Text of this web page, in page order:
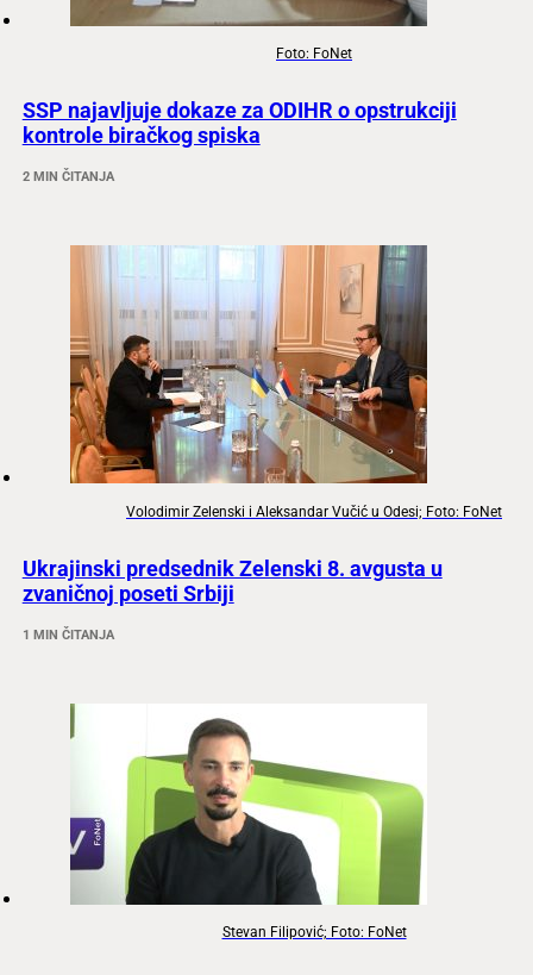
Foto: FoNet
SSP najavljuje dokaze za ODIHR o opstrukciji
kontrole biračkog spiska
2 MIN ČITANJA
Volodimir Zelenski i Aleksandar Vučić u Odesi; Foto: FoNet
Ukrajinski predsednik Zelenski 8. avgusta u
zvaničnoj poseti Srbiji
1 MIN ČITANJA
Stevan Filipović; Foto: FoNet